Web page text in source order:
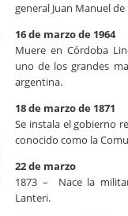
general Juan Manuel de
16 de marzo de 1964
Muere en Córdoba
uno de los grandes
argentina.
18 de marzo de 1871
Se instala el gobierno
conocido como la
22 de marzo
1873 – Nace la
Lanteri.